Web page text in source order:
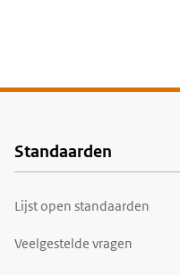
Voet
Standaarden
Lijst open standaarden
Veelgestelde vragen